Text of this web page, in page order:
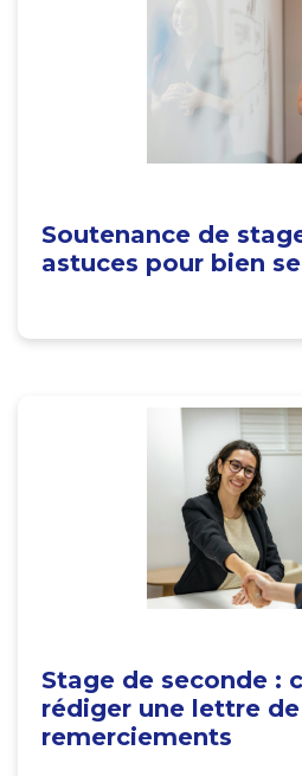
Soutenance de
astuces pour bien
Stage de seconde :
rédiger une lettre de
remerciements